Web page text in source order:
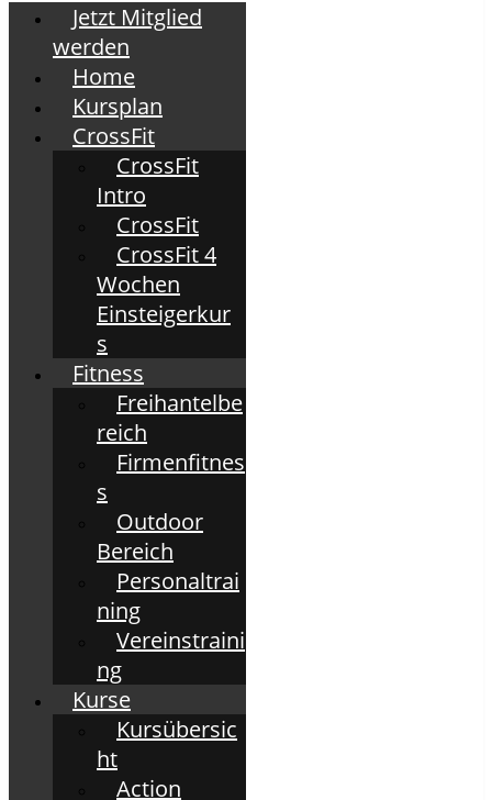
Jetzt Mitglied
werden
Home
Kursplan
CrossFit
CrossFit
Intro
CrossFit
CrossFit 4
Wochen
Einsteigerkur
s
Fitness
Freihantelbe
reich
Firmenfitnes
s
Outdoor
Bereich
Personaltrai
ning
Vereinstraini
ng
Kurse
Kursübersic
ht
Action